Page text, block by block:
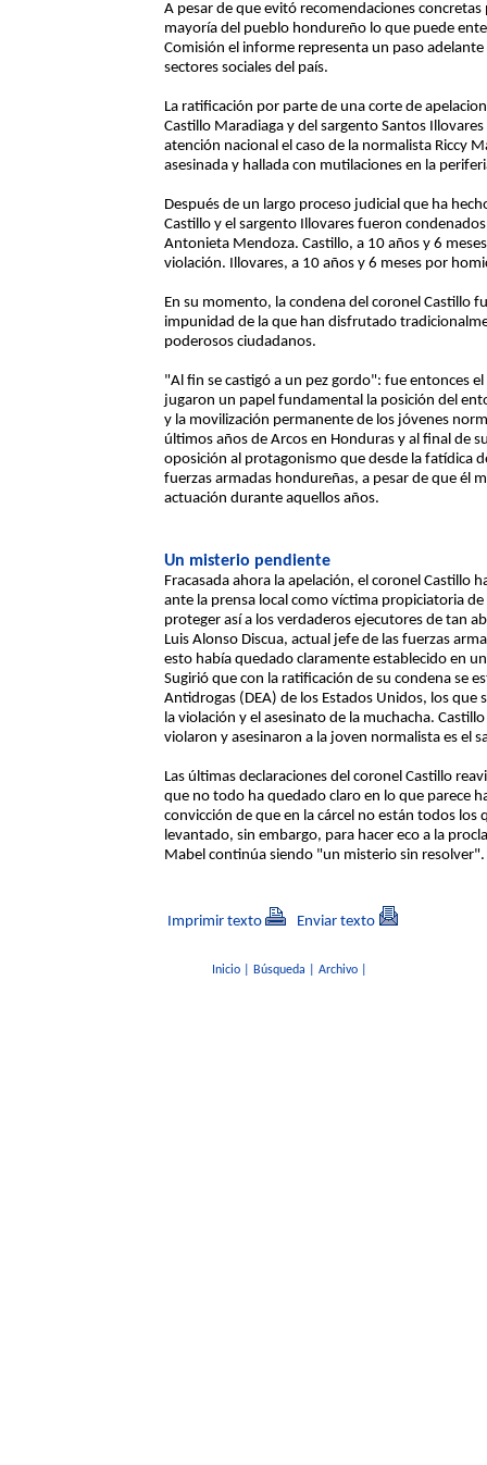
A pesar de que evitó recomendaciones
mayoría del pueblo hondureño lo que puede
Comisión el informe representa un paso
sectores sociales del país.
La ratificación por parte de una corte de
Castillo Maradiaga y del sargento Santos
atención nacional el caso de la normalista Riccy
asesinada y hallada con mutilaciones en la
Después de un largo proceso judicial que ha
Castillo y el sargento Illovares fueron
Antonieta Mendoza. Castillo, a 10 años y 6
violación. Illovares, a 10 años y 6 meses por
En su momento, la condena del coronel Castillo
impunidad de la que han disfrutado
poderosos ciudadanos.
"Al fin se castigó a un pez gordo": fue entonces
jugaron un papel fundamental la posición del
y la movilización permanente de los jóvenes
últimos años de Arcos en Honduras y al final de
oposición al protagonismo que desde la fatídica
fuerzas armadas hondureñas, a pesar de que él
actuación durante aquellos años.
Un misterio pendiente
Fracasada ahora la apelación, el coronel Castillo
ante la prensa local como víctima propiciatoria
proteger así a los verdaderos ejecutores de tan
Luis Alonso Discua, actual jefe de las fuerzas
esto había quedado claramente establecido en
Sugirió que con la ratificación de su condena se
Antidrogas (DEA) de los Estados Unidos, los
la violación y el asesinato de la muchacha.
violaron y asesinaron a la joven normalista es el
Las últimas declaraciones del coronel Castillo
que no todo ha quedado claro en lo que parece
convicción de que en la cárcel no están todos
levantado, sin embargo, para hacer eco a la
Mabel continúa siendo "un misterio sin resolver".
Imprimir texto Enviar texto
Inicio| Búsqueda Archivo|